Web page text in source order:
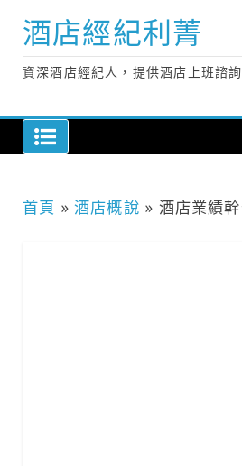
content
酒店經紀利菁
資深酒店經紀人，提供酒店上班諮
首頁 »酒店概說 » 酒店業績